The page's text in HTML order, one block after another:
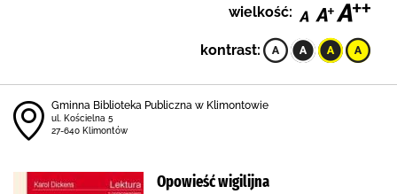
wielkość:
kontrast:
Gminna Biblioteka Publiczna w Klimontowie
ul. Kościelna 5
27-640 Klimontów
Opowieść wigilijna